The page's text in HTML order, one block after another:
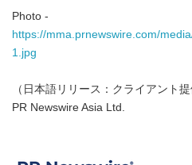
Photo -
https://mma.prnewswire.com/
1.jpg
（日本語リリース：クライアント提
PR Newswire Asia Ltd.